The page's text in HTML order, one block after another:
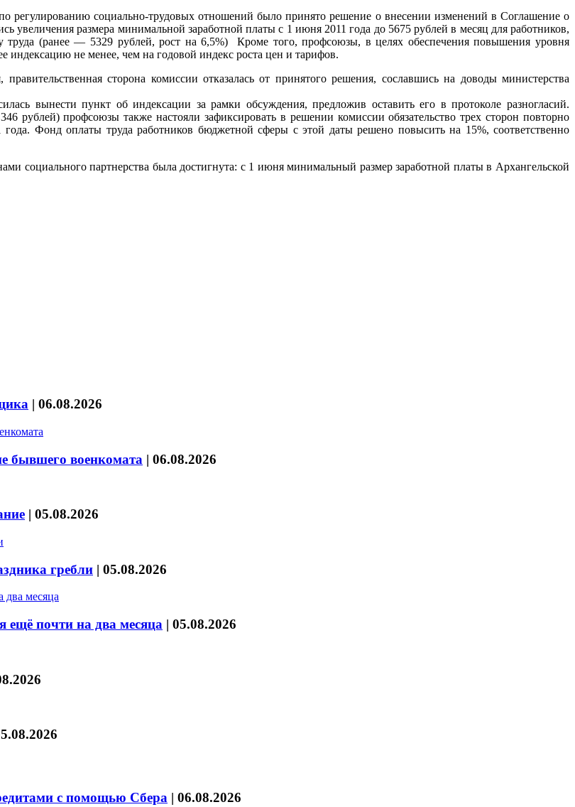
регулированию социально-трудовых отношений было принято решение о внесении изменений в Соглашение о
увеличения размера минимальной заработной платы с 1 июня 2011 года до 5675 рублей в месяц для работников,
(ранее — 5329 рублей, рост на 6,5%) Кроме того, профсоюзы, в целях обеспечения повышения уровня
индексацию не менее, чем на годовой индекс роста цен и тарифов.
сторона комиссии отказалась от принятого решения, сославшись на доводы министерства
вынести пункт об индексации за рамки обсуждения, предложив оставить его в протоколе разногласий.
рублей) профсоюзы также настояли зафиксировать в решении комиссии обязательство трех сторон повторно
Фонд оплаты труда работников бюджетной сферы с этой даты решено повысить на 15%, соответственно
социального партнерства была достигнута: с 1 июня минимальный размер заработной платы в Архангельской
| 06.08.2026
бывшего военкомата | 06.08.2026
| 05.08.2026
гребли | 05.08.2026
ещё почти на два месяца | 05.08.2026
с помощью Сбера | 06.08.2026